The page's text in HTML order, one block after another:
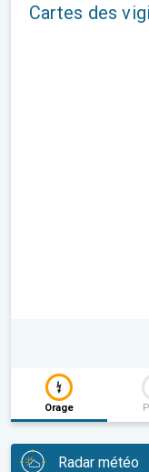
Cartes des
Orage
Radar météo